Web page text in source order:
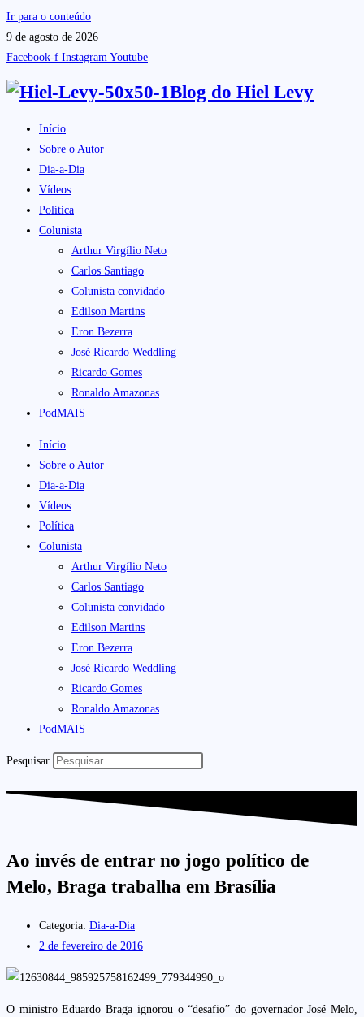
Ir para o conteúdo
9 de agosto de 2026
Facebook-f Instagram Youtube
Blog do Hiel Levy
Início
Sobre o Autor
Dia-a-Dia
Vídeos
Política
Colunista
Arthur Virgílio Neto
Carlos Santiago
Colunista convidado
Edilson Martins
Eron Bezerra
José Ricardo Weddling
Ricardo Gomes
Ronaldo Amazonas
PodMAIS
Início
Sobre o Autor
Dia-a-Dia
Vídeos
Política
Colunista
Arthur Virgílio Neto
Carlos Santiago
Colunista convidado
Edilson Martins
Eron Bezerra
José Ricardo Weddling
Ricardo Gomes
Ronaldo Amazonas
PodMAIS
Pesquisar
Ao invés de entrar no jogo político de
Melo, Braga trabalha em Brasília
Categoria: Dia-a-Dia
2 de fevereiro de 2016
O ministro Eduardo Braga ignorou o “desafio” do governador José Melo,